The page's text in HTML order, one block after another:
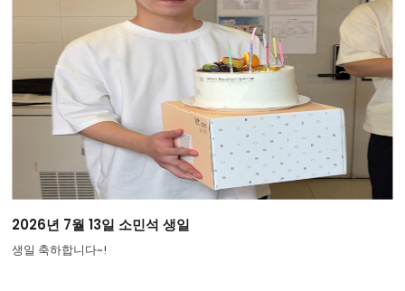
2026년 7월 13일 소민석 생일
생일 축하합니다~!